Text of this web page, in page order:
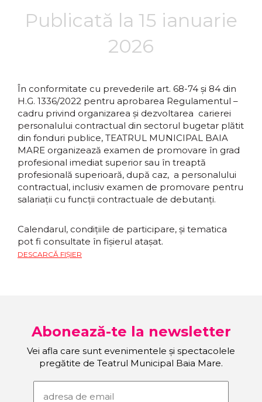
Publicată la 15 ianuarie
2026
În conformitate cu prevederile art. 68-74 și 84 din
H.G. 1336/2022 pentru aprobarea Regulamentul –
cadru privind organizarea și dezvoltarea carierei
personalului contractual din sectorul bugetar plătit
din fonduri publice, TEATRUL MUNICIPAL BAIA
MARE organizează examen de promovare în grad
profesional imediat superior sau în treaptă
profesională superioară, după caz, a personalului
contractual, inclusiv examen de promovare pentru
salariații cu funcții contractuale de debutanți.
Calendarul, condițiile de participare, și tematica
pot fi consultate în fișierul atașat.
DESCARCĂ FIȘIER
Abonează-te la newsletter
Vei afla care sunt evenimentele și spectacolele
pregătite de Teatrul Municipal Baia Mare.